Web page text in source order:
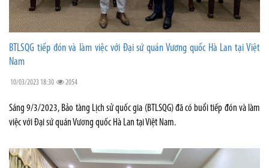
BTLSQG tiếp đón và làm việc với Đại sứ quán Vương quốc Hà Lan tại Việt
Nam
10/03/2023 18:30 2054
Sáng 9/3/2023, Bảo tàng Lịch sử quốc gia (BTLSQG) đã có buổi tiếp đón và làm
việc với Đại sứ quán Vương quốc Hà Lan tại Việt Nam.